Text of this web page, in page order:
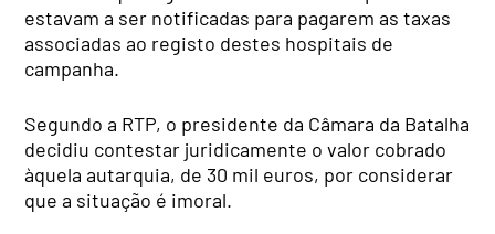
estavam a ser notificadas para pagarem as taxas
associadas ao registo destes hospitais de
campanha.
Segundo a RTP, o presidente da Câmara da Batalha
decidiu contestar juridicamente o valor cobrado
àquela autarquia, de 30 mil euros, por considerar
que a situação é imoral.